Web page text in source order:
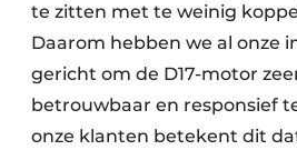
te zitten met te weinig
Daarom hebben we al onze
gericht om de D17-motor
betrouwbaar en responsief
onze klanten betekent dit